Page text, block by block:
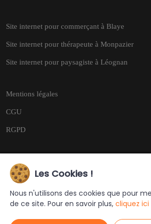
Site internet pour commerçant à Blaye
Site internet pour thérapeute à Monpazier
Site internet pour paysagiste à Léognan
Mentions légales
CGU
RGPD
Copyright © 2026
Ce site a été créé et est géré par
Les Cookies !
Nous n'utilisons des cookies que pour
de ce site. Pour en savoir plus, cliquez ici